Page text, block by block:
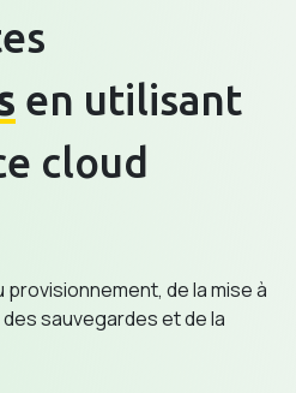
en utilisant
cloud
de la mise à
sauvegardes et de la